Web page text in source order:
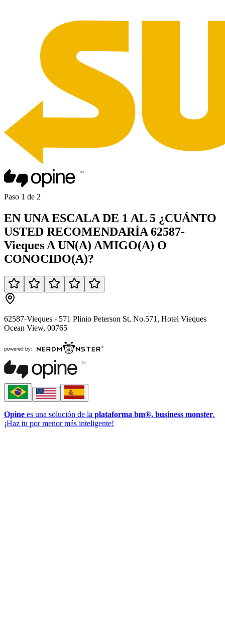
Paso 1 de 2
EN UNA ESCALA DE 1 AL 5 ¿CUÁNTO
USTED RECOMENDARÍA 62587-
Vieques A UN(A) AMIGO(A) O
CONOCIDO(A)?
62587-Vieques - 571 Plinio Peterson St, No.571, Hotel Vieques
Ocean View, 00765
Opine es una solución de la plataforma bm®, business monster.
¡Haz tu por menor más inteligente!